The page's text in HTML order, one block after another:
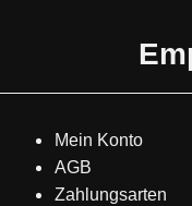
Mein Konto
AGB
Zahlungsarten